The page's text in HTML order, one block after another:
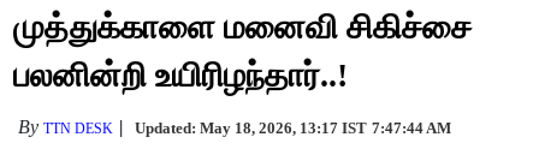
முத்துக்காளை மனைவி சிகிச்சை
பலனின்றி உயிரிழந்தார்..!
ByTTN DESK Updated: May 18, 2026, 13:17 IST 7:47:44 AM